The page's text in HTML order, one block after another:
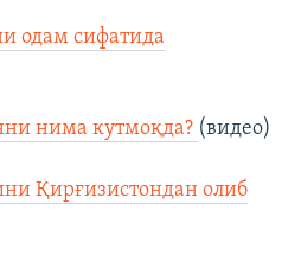
одам сифатида
нима кутмоқда? (видео)
Қирғизистондан олиб